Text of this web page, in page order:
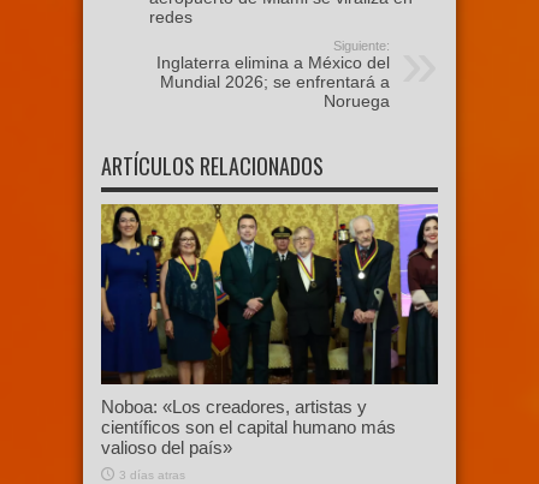
redes
Siguiente:
Inglaterra elimina a México del
Mundial 2026; se enfrentará a
Noruega
ARTÍCULOS RELACIONADOS
Noboa: «Los creadores, artistas y
científicos son el capital humano más
valioso del país»
3 días atras